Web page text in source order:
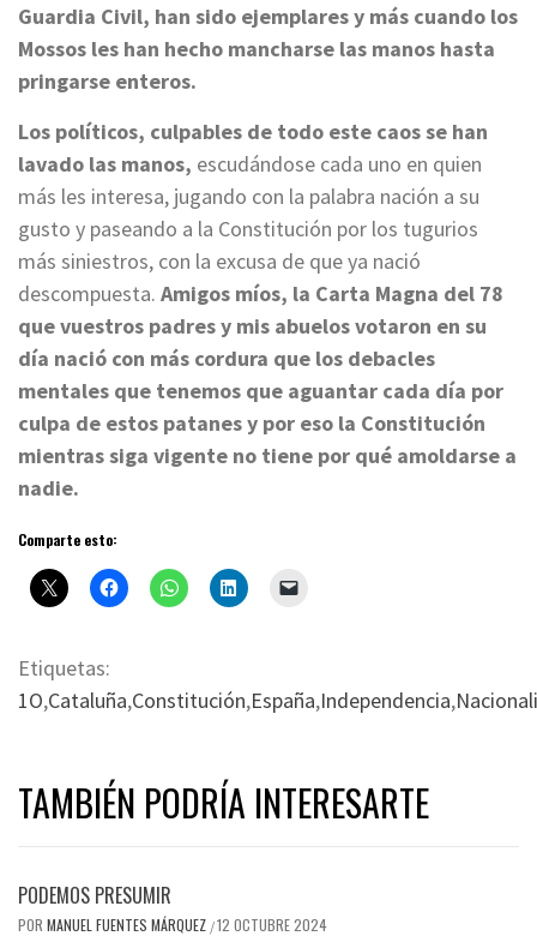
Guardia Civil, han sido ejemplares y más cuando los
Mossos les han hecho mancharse las manos hasta
pringarse enteros.
Los políticos, culpables de todo este caos se han
lavado las manos, escudándose cada uno en quien
más les interesa, jugando con la palabra nación a su
gusto y paseando a la Constitución por los tugurios
más siniestros, con la excusa de que ya nació
descompuesta. Amigos míos, la Carta Magna del 78
que vuestros padres y mis abuelos votaron en su
día nació con más cordura que los debacles
mentales que tenemos que aguantar cada día por
culpa de estos patanes y por eso la Constitución
mientras siga vigente no tiene por qué amoldarse a
nadie.
Comparte esto:
Etiquetas:
1O,Cataluña,Constitución,España,Independencia,
TAMBIÉN PODRÍA INTERESARTE
PODEMOS PRESUMIR
POR MANUEL FUENTES MÁRQUEZ /12 OCTUBRE 2024